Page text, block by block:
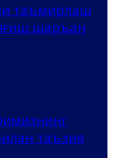
таъмирлаш
шаръан
таъзия